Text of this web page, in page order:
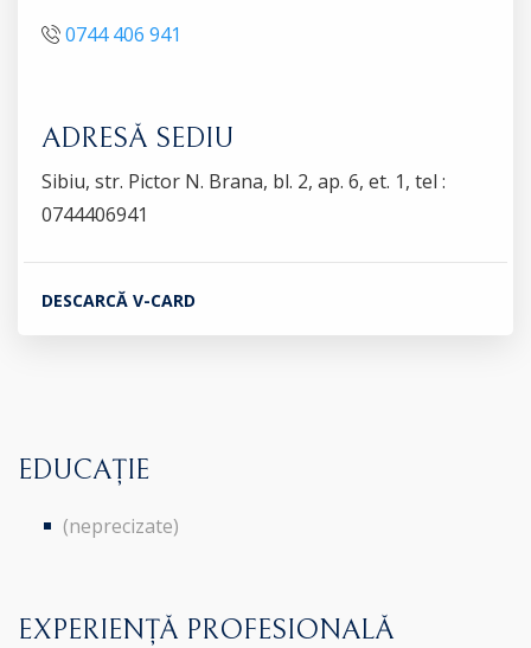
0744 406 941
ADRESĂ SEDIU
Sibiu, str. Pictor N. Brana, bl. 2, ap. 6, et. 1, tel :
0744406941
DESCARCĂ V-CARD
EDUCAȚIE
(neprecizate)
EXPERIENȚĂ PROFESIONALĂ